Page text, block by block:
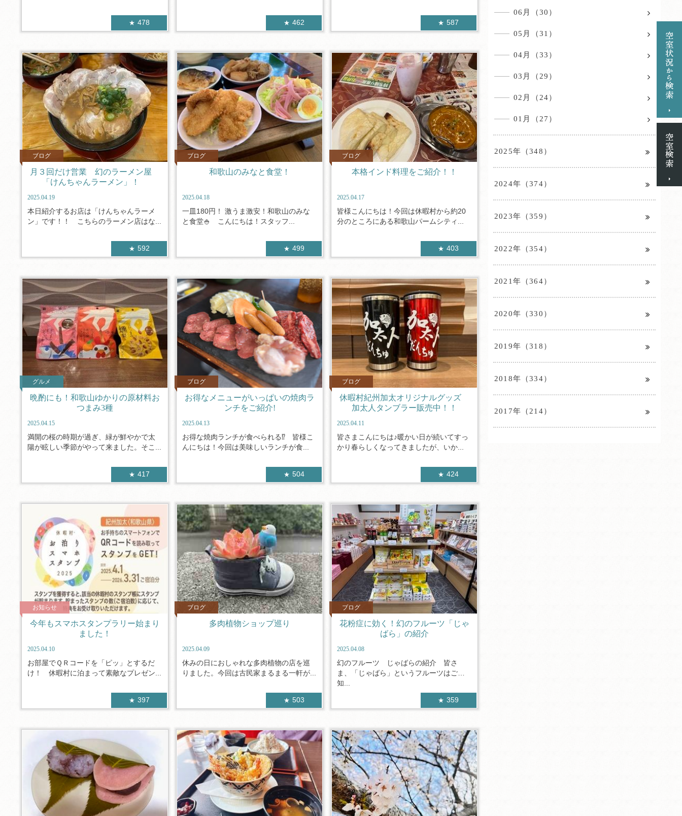
478 462 587
ブログ
月３回だけ営業 幻のラーメン屋
「けんちゃんラーメン」！
2025.04.19
本日紹介するお店は「けんちゃんラーメ
ン」です！！ こちらのラーメン店はな...
592
ブログ
和歌山のみなと食堂！
2025.04.18
一皿180円！ 激うま激安！和歌山のみな
と食堂🍚 こんにちは！スタッフ...
499
ブログ
本格インド料理をご紹介！！
2025.04.17
皆様こんにちは！今回は休暇村から約20
分のところにある和歌山パームシティ...
403
グルメ
晩酌にも！和歌山ゆかりの原材料お
つまみ3種
2025.04.15
満開の桜の時期が過ぎ、緑が鮮やかで太
陽が眩しい季節がやって来ました。そこ...
417
ブログ
お得なメニューがいっぱいの焼肉ラ
ンチをご紹介!
2025.04.13
お得な焼肉ランチが食べられる⁉ 皆様こ
んにちは！今回は美味しいランチが食...
504
ブログ
休暇村紀州加太オリジナルグッズ
加太人タンブラー販売中！！
2025.04.11
皆さまこんにちは♪暖かい日が続いてすっ
かり春らしくなってきましたが、いか...
424
お知らせ
今年もスマホスタンプラリー始まり
ました！
2025.04.10
お部屋でＱＲコードを「ピッ」とするだ
け！ 休暇村に泊まって素敵なプレゼン...
397
ブログ
多肉植物ショップ巡り
2025.04.09
休みの日におしゃれな多肉植物の店を巡
りました。今回は古民家まるまる一軒が...
503
ブログ
花粉症に効く！幻のフルーツ「じゃ
ばら」の紹介
2025.04.08
幻のフルーツ じゃばらの紹介 皆さ
ま、「じゃばら」というフルーツはご存
知...
359
06月（30）
05月（31）
04月（33）
03月（29）
02月（24）
01月（27）
2025年（348）
2024年（374）
2023年（359）
2022年（354）
2021年（364）
2020年（330）
2019年（318）
2018年（334）
2017年（214）